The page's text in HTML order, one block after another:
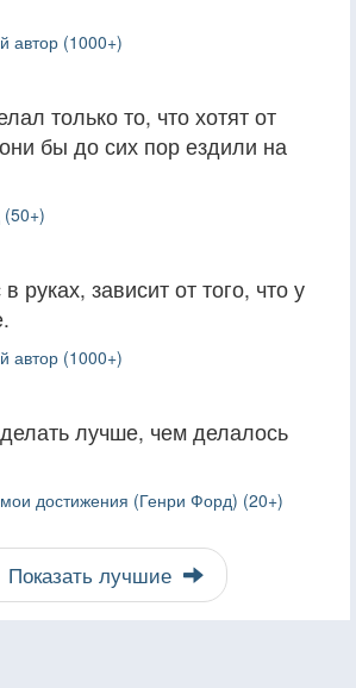
автор (1000+)
только то, что хотят от
бы до сих пор ездили на
руках, зависит от того, что у
автор (1000+)
лучше, чем делалось
достижения (Генри Форд) (20+)
Показать лучшие